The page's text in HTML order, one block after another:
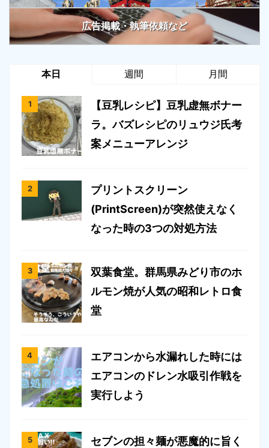
広告掲載・執筆依頼など
本日 週間 月間
【豆乳レシピ】豆乳虚無ボナー
ラ。バズレシピのリュウジ氏考
案メニューアレンジ
プリントスクリーン
(PrintScreen)が突然使えなく
なった時の3つの対処方法
双葉食堂。群馬県みどり市のホ
ルモン焼が人気の昭和レトロ食
堂
エアコンから水漏れした時には
エアコンのドレン水吸引作戦を
実行しよう
セブンの担々麺が悪魔的に旨く